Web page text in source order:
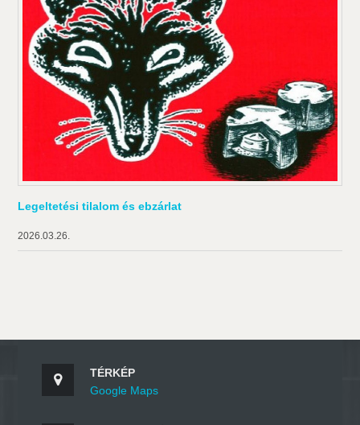
Legeltetési tilalom és ebzárlat
2026.03.26.
TÉRKÉP
Google Maps